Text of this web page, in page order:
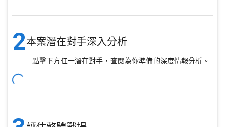
2本案潛在對手深入分析
點擊下方任一潛在對手，查閱為你準備的深度情報分析。